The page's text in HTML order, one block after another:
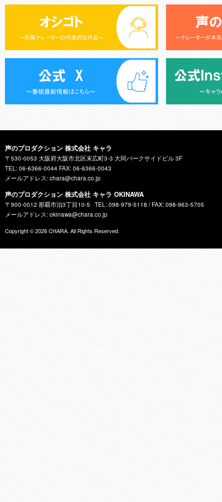
声のプロダクション 株式会社 キャラ
〒530-0053 大阪府大阪市北区末広町3-3 大同パークサイドビル 3F
TEL: 06-6366-0044 FAX: 06-6366-0043
メールアドレス: chara@chara.co.jp
声のプロダクション 株式会社 キャラ OKINAWA
〒900-0012 那覇市泊3丁目10-5
TEL: 098-979-5118 / FAX: 098-963-5705
メールアドレス: okinawa@chara.co.jp
Copyright © 2026CHARA. All Rights Reserved.